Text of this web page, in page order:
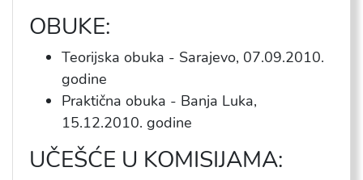
OBUKE:
Teorijska obuka - Sarajevo, 07.09.2010.
godine
Praktična obuka - Banja Luka,
15.12.2010. godine
UČEŠĆE U KOMISIJAMA: